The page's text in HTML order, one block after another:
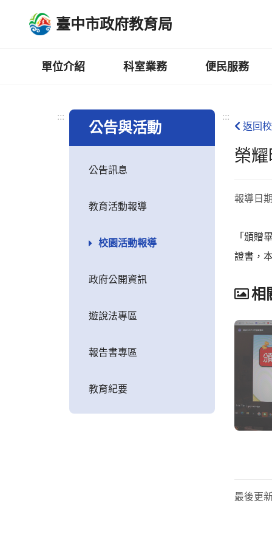
臺中市政府教育局
單位介紹 科室業務 便民服務
:::
公告與活動
公告訊息
教育活動報導
校園活動報導
政府公開資訊
遊說法專區
報告書專區
教育紀要
:::
返回
榮
報導日
「頒贈
證書，
相
最後更